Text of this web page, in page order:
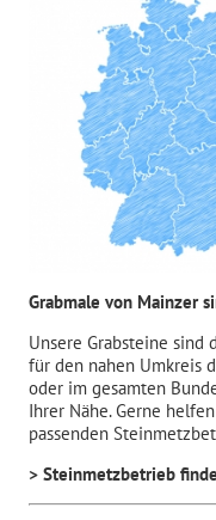
Grabmale von Mainzer
Unsere Grabsteine
für den nahen Umkreis
oder im gesamten
Ihrer Nähe. Gerne
passenden
> Steinmetzbetrieb